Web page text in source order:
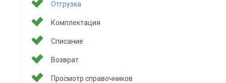
Отгрузка
Комплектация
Списание
Возврат
Просмотр справочников